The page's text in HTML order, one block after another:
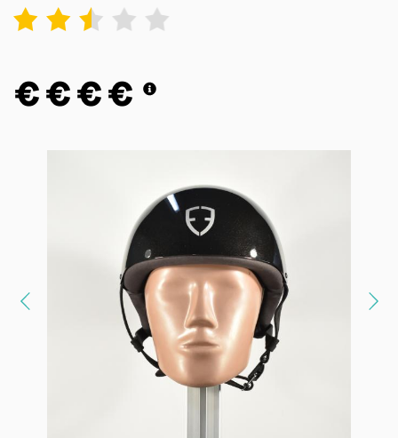
2 3 4 5
€ € € €